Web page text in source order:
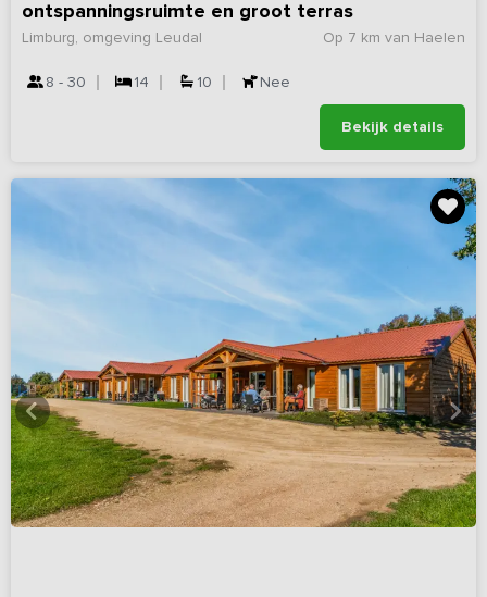
ontspanningsruimte en groot terras
Op 7 km van Haelen
Limburg, omgeving Leudal
8 - 30 14 10 Nee
Bekijk details